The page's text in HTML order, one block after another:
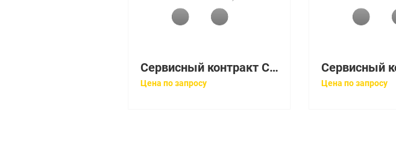
Сервисный контракт CON-3SNT-IE2K8TCG
Цена по запросу Цена по запросу